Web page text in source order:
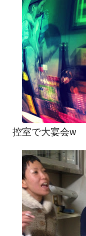
控室で大宴会w